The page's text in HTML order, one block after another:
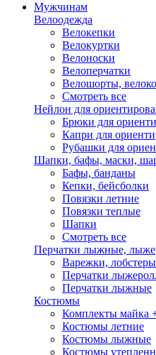
Мужчинам
Велоодежда
Велокепки
Велокуртки
Велоноски
Велоперчатки
Велошорты,
Смотреть все
Нейлон для
Брюки для
Капри для
Рубашки для
Шапки, бафы, маски,
Бафы, банданы
Кепки, бейсболки
Повязки летние
Повязки теплые
Шапки
Смотреть все
Перчатки лыжные,
Варежки, лобстеры
Перчатки
Перчатки лыжные
Костюмы
Комплекты майка
Костюмы летние
Костюмы лыжные
Костюмы